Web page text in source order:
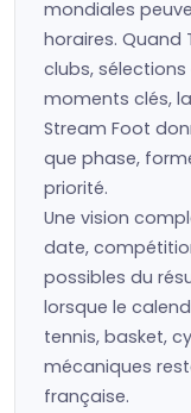
mondiales
horaires. Quand
clubs,
moments clés,
Stream Foot
que phase,
priorité.
Une vision
date,
possibles du
lorsque le
tennis, basket,
mécaniques
française.